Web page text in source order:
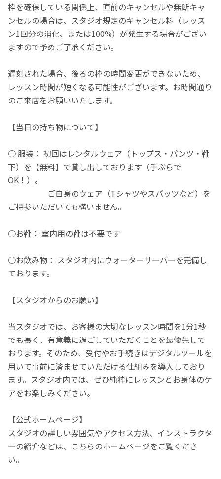
枠を確保している関係上、直前のキャンセルや無断キャ
ンセルの場合は、スタジオ規定のキャンセル料（レッス
ン1回分の消化、または100%）が発生する場合がござい
ますので予めご了承ください。
遅刻された場合、後ろの枠の時間変更ができないため、
レッスン時間が短くなる可能性がございます。お時間通り
のご来店をお願いいたします。
【当日の持ち物について】
○ 服装： 初回はレンタルウェア（トップス・パンツ・靴
下）を【無料】で貸し出しております（手ぶらで
OK！）。
ご自身のウェア（Tシャツやスパッツなど）を
ご持参いただいても構いません。
○お靴： 室内用の靴は不要です
○お飲み物： スタジオ内にウォーターサーバーを完備し
ております。
【スタジオからのお願い】
当スタジオでは、お客様の大切なレッスン時間を1分1秒
でも長く、有意義に過ごしていただくことを最優先して
おります。そのため、受付やお手続きはデジタルツールを
用いて事前に済ませていただける仕組みを導入しており
ます。スタジオ内では、ぜひ純粋にレッスンとお身体のケ
アをお楽しみください。
【公式ホームページ】
スタジオの詳しい雰囲気やアクセス方法、インストラクタ
ーの紹介などは、こちらのホームページをご覧くださ
い。